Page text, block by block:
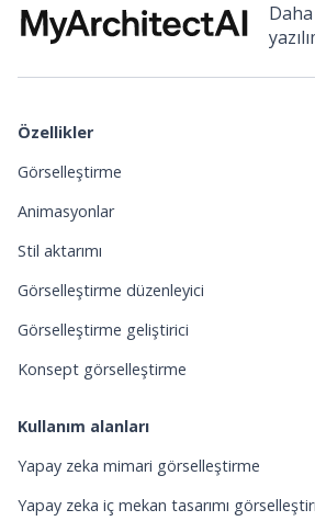
Özellikler
Görselleştirme
Animasyonlar
Stil aktarımı
Görselleştirme düzenleyici
Görselleştirme geliştirici
Konsept görselleştirme
Kullanım alanları
Yapay zeka mimari görselleştirme
Yapay zeka iç mekan tasarımı